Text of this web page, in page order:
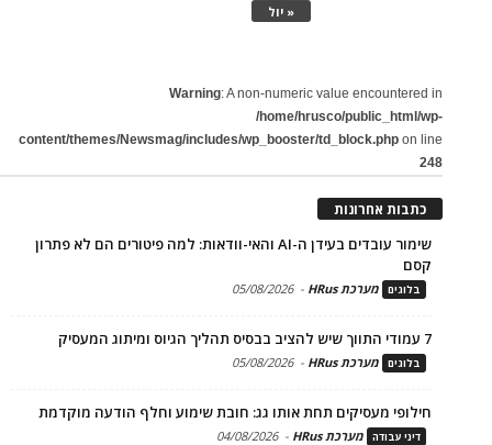
« יול
Warning: A non-numeric value encountered in
/home/hrusco/public_html/wp-
content/themes/Newsmag/includes/wp_booster/td_block.php on line
248
כתבות אחרונות
שימור עובדים בעידן ה-AI והאי-וודאות: למה פיטורים הם לא פתרון
קסם
בלוגים מערכת HRus -
05/08/2026
7 עמודי התווך שיש להציב בבסיס תהליך הגיוס ומיתוג המעסיק
בלוגים מערכת HRus -
05/08/2026
חילופי מעסיקים תחת אותו גג: חובת שימוע וחלף הודעה מוקדמת
דיני עבודה מערכת HRus -
04/08/2026